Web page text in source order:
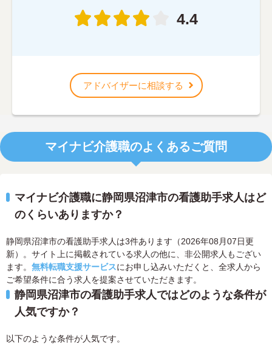
4.4
アドバイザーに相談する
マイナビ介護職のよくあるご質問
マイナビ介護職に静岡県沼津市の看護助手求人はど
のくらいありますか？
静岡県沼津市の看護助手求人は3件あります（2026年08月07日更
新）。サイト上に掲載されている求人の他に、非公開求人もござい
ます。 無料転職支援サービスにお申し込みいただくと、全求人から
ご希望条件に合う求人を提案させていただきます。
静岡県沼津市の看護助手求人ではどのような条件が
人気ですか？
以下のような条件が人気です。